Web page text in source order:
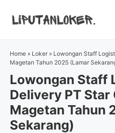
Home » Loker » Lowongan Staff
Magetan Tahun 2025 (Lamar
Lowongan Staff
Delivery PT Star
Magetan Tahun
Sekarang)